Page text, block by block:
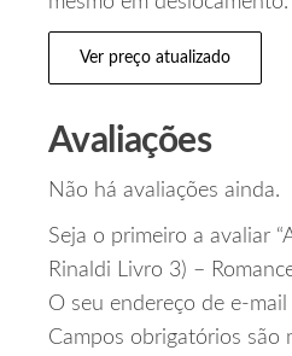
Ver preço atualizado
Avaliações
Não há avaliações ainda.
Seja o primeiro a avaliar
Rinaldi Livro 3) –
O seu endereço de e-
Campos obrigatórios são